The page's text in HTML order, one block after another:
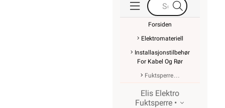
Forsiden
Elektromateriell
Installasjonstilbehør
For Kabel Og Rør
Fuktsperre
Elis Elektro
Fuktsperre •